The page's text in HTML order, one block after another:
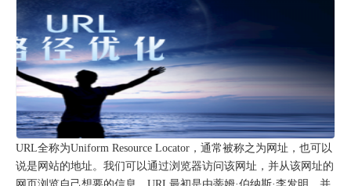
URL全称为Uniform Resource Locator，通常被称之为网址，也可以
说是网站的地址。我们可以通过浏览器访问该网址，并从该网址的